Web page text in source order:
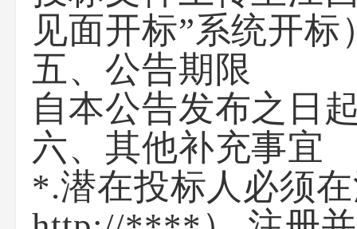
见面开标”系统开标
五、公告期限
自本公告发布之日
六、其他补充事宜
*.潜在投标人必须